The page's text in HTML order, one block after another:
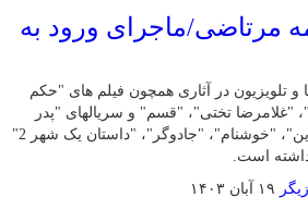
مرتاضی/ماجرای ورود به
و تلویزیون در آثاری همچون فیلم های "حکم
"غلامرضا تختی"، "قسم" و سریالهای "پدر
گواردیولا"، "دردسرهای شیرین"، "خوشنام"، "جادوگر"، "داستان یک شهر 2"
است.
۱۹ آبان ۱۴۰۳